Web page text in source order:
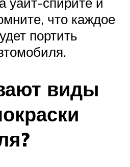
что каждое
портить
виды